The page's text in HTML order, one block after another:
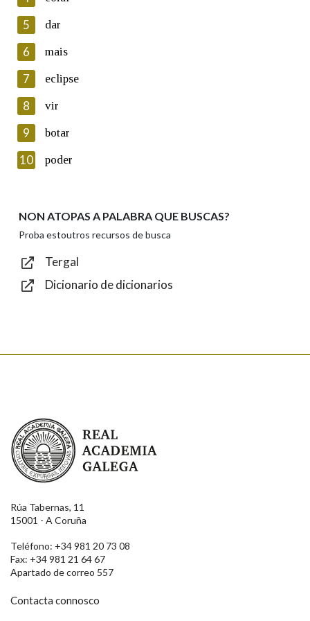
Lin e acepto as condicións da política de
Introduce o código que aparece na imaxe:
Texto de verificación
Enviar
5 dar
6 mais
7 eclipse
8 vir
9 botar
10 poder
NON ATOPAS A PALABRA QUE BUSCAS?
Proba estoutros recursos de busca
Tergal
Dicionario de dicionarios
Real Academia Galega
Rúa Tabernas, 11
15001 - A Coruña
Teléfono: +34 981 20 73 08
Fax: +34 981 21 64 67
Apartado de correo 557
Contacta connosco